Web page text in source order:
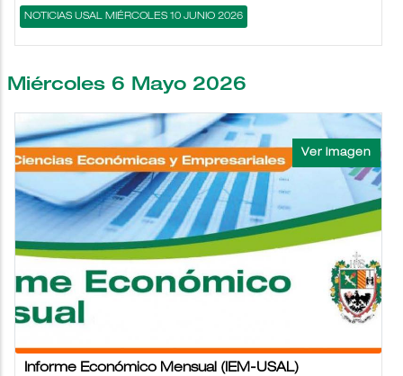
NOTICIAS USAL MIÉRCOLES 10 JUNIO 2026
Miércoles 6 Mayo 2026
Informe Económico Mensual (IEM-USAL)